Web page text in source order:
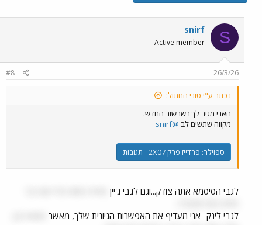
S
snirf
Active member
26/3/26
#8
נכתב ע"י טוני החתול:
האני מגיב לך בשרשור החדש.
מקווה שתשים לב @snirf
ספוילר: פרדייז פרק 2X07 - תגובות
לגבי הסיסמא אתה צודק...וגם לגבי ג'יין
לגבי לינק- אני מעדיף את האפשרות הגיונית שלך, מאשר